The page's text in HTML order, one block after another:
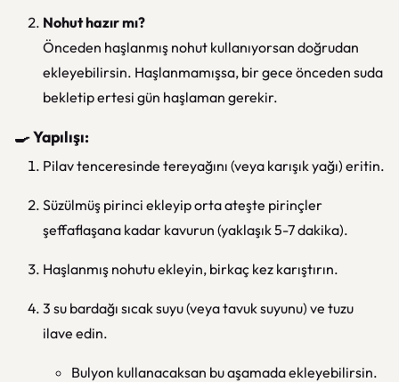
Nohut hazır mı?
Önceden haşlanmış nohut kullanıyorsan doğrudan
ekleyebilirsin. Haşlanmamışsa, bir gece önceden suda
bekletip ertesi gün haşlaman gerekir.
🍳 Yapılışı:
Pilav tenceresinde tereyağını (veya karışık yağı) eritin.
Süzülmüş pirinci ekleyip orta ateşte pirinçler
şeffaflaşana kadar kavurun (yaklaşık 5-7 dakika).
Haşlanmış nohutu ekleyin, birkaç kez karıştırın.
3 su bardağı sıcak suyu (veya tavuk suyunu) ve tuzu
ilave edin.
Bulyon kullanacaksan bu aşamada ekleyebilirsin.